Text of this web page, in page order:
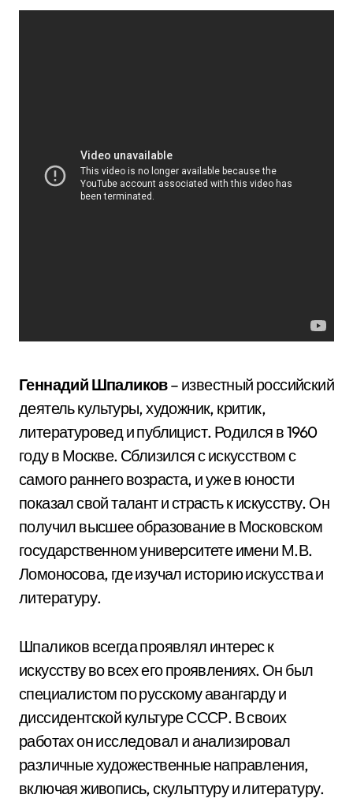
Геннадий Шпаликов– известный российский
деятель культуры, художник, критик,
литературовед и публицист. Родился в 1960
году в Москве. Сблизился с искусством с
самого раннего возраста, и уже в юности
показал свой талант и страсть к искусству. Он
получил высшее образование в Московском
государственном университете имени М.В.
Ломоносова, где изучал историю искусства и
литературу.
Шпаликов всегда проявлял интерес к
искусству во всех его проявлениях. Он был
специалистом по русскому авангарду и
диссидентской культуре СССР. В своих
работах он исследовал и анализировал
различные художественные направления,
включая живопись, скульптуру и литературу.